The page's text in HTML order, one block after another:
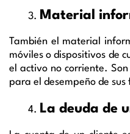
Material
También el material
móviles o dispositivos de
el activo no corriente.
para el desempeño de sus
La deuda de